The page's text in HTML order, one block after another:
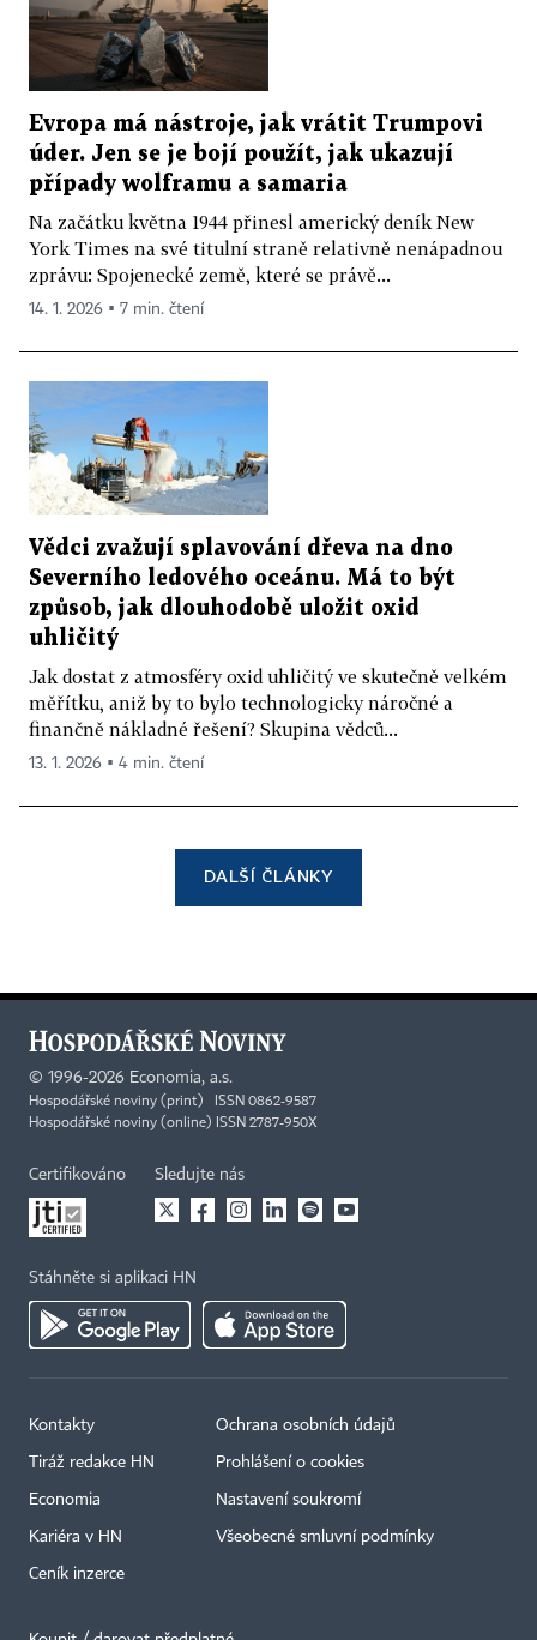
Evropa má nástroje, jak vrátit Trumpovi
úder. Jen se je bojí použít, jak ukazují
případy wolframu a samaria
Na začátku května 1944 přinesl americký deník New
York Times na své titulní straně relativně nenápadnou
zprávu: Spojenecké země, které se právě...
14. 1. 2026 ▪ 7 min. čtení
Vědci zvažují splavování dřeva na dno
Severního ledového oceánu. Má to být
způsob, jak dlouhodobě uložit oxid
uhličitý
Jak dostat z atmosféry oxid uhličitý ve skutečně velkém
měřítku, aniž by to bylo technologicky náročné a
finančně nákladné řešení? Skupina vědců...
13. 1. 2026 ▪ 4 min. čtení
DALŠÍ ČLÁNKY
© 1996-2026 Economia, a.s.
Hospodářské noviny (print) ISSN 0862-9587
Hospodářské noviny (online) ISSN 2787-950X
Certifikováno Sledujte nás
Stáhněte si aplikaci HN
Kontakty
Tiráž redakce HN
Economia
Kariéra v HN
Ceník inzerce
Ochrana osobních údajů
Prohlášení o cookies
Nastavení soukromí
Všeobecné smluvní podmínky